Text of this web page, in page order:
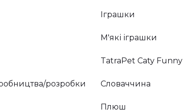
Іграшки
М'які іграшки
TatraPet Caty Funny
розробки Словаччина
Плюш